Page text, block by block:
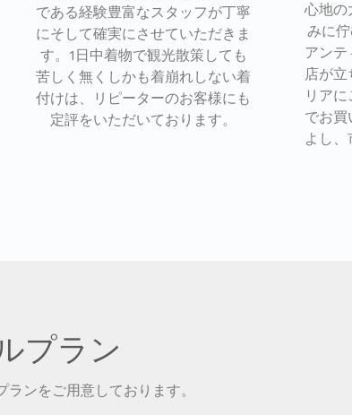
である経験豊富なスタッフが丁寧
にそして確実にさせていただきま
す。1日中着物で観光散策しても
苦しく無くしかも着崩れしない着
付けは、リピーターのお客様にも
定評をいただいております。
心地の
みに佇
アンテ
店が
リア
でお買
よし、
プラン
ンをご用意しております。